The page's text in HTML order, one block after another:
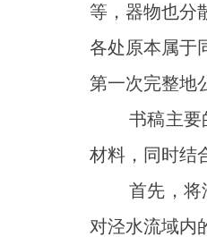
等，器物也分
各处原本属于
第一次完整地
书稿主要的
材料，同时结
首先，将泾
对泾水流域内